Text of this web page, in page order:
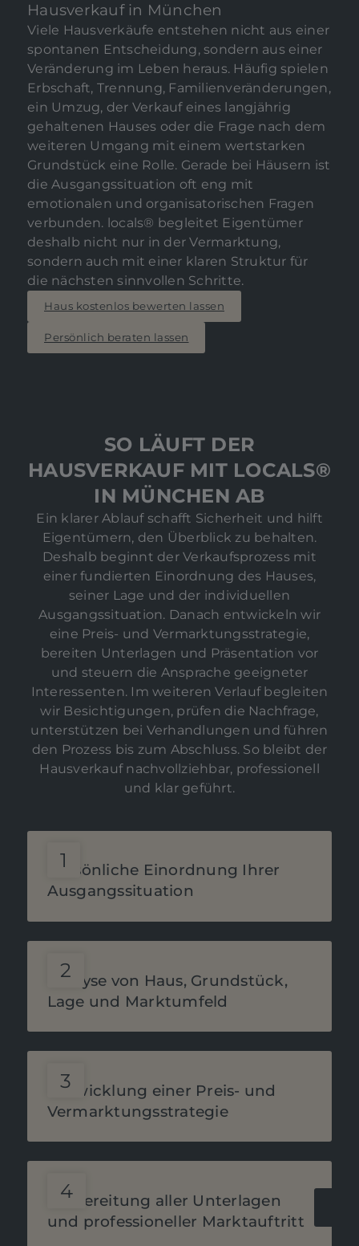
Hausverkauf in München
Viele Hausverkäufe entstehen nicht aus einer
spontanen Entscheidung, sondern aus einer
Veränderung im Leben heraus. Häufig spielen
Erbschaft, Trennung, Familienveränderungen,
ein Umzug, der Verkauf eines langjährig
gehaltenen Hauses oder die Frage nach dem
weiteren Umgang mit einem wertstarken
Grundstück eine Rolle. Gerade bei Häusern ist
die Ausgangssituation oft eng mit
emotionalen und organisatorischen Fragen
verbunden. locals® begleitet Eigentümer
deshalb nicht nur in der Vermarktung,
sondern auch mit einer klaren Struktur für
die nächsten sinnvollen Schritte.
Haus kostenlos bewerten lassen
Persönlich beraten lassen
SO LÄUFT DER
HAUSVERKAUF MIT LOCALS®
IN MÜNCHEN AB
Ein klarer Ablauf schafft Sicherheit und hilft
Eigentümern, den Überblick zu behalten.
Deshalb beginnt der Verkaufsprozess mit
einer fundierten Einordnung des Hauses,
seiner Lage und der individuellen
Ausgangssituation. Danach entwickeln wir
eine Preis- und Vermarktungsstrategie,
bereiten Unterlagen und Präsentation vor
und steuern die Ansprache geeigneter
Interessenten. Im weiteren Verlauf begleiten
wir Besichtigungen, prüfen die Nachfrage,
unterstützen bei Verhandlungen und führen
den Prozess bis zum Abschluss. So bleibt der
Hausverkauf nachvollziehbar, professionell
und klar geführt.
Persönliche Einordnung Ihrer
Ausgangssituation
Analyse von Haus, Grundstück,
Lage und Marktumfeld
Entwicklung einer Preis- und
Vermarktungsstrategie
Vorbereitung aller Unterlagen
und professioneller Marktauftritt